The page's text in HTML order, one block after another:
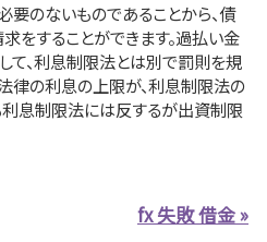
要のないものであることから、債
をすることができます。過払い金
て、利息制限法とは別で罰則を規
律の利息の上限が、利息制限法の
利息制限法には反するが出資制限
fx 失敗 借金 »